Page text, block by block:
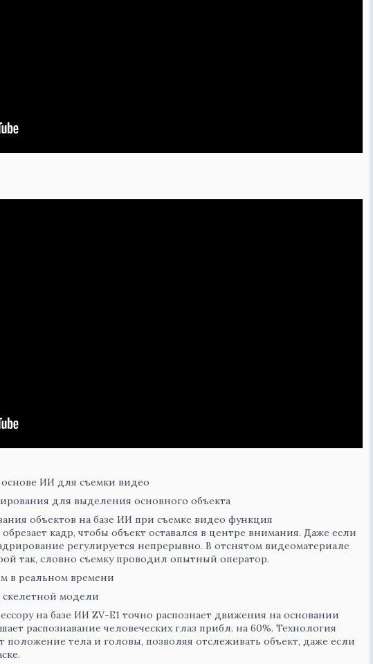
ИИ для съемки видео
для выделения основного объекта
объектов на базе ИИ при съемке видео функция
кадр, чтобы объект оставался в центре внимания. Даже если
регулируется непрерывно. В отснятом видеоматериале
так, словно съемку проводил опытный оператор.
в реальном времени
модели
на базе ИИ ZV-E1 точно распознает движения на основании
распознавание человеческих глаз прибл. на 60%. Технология
положение тела и головы, позволяя отслеживать объект, даже если